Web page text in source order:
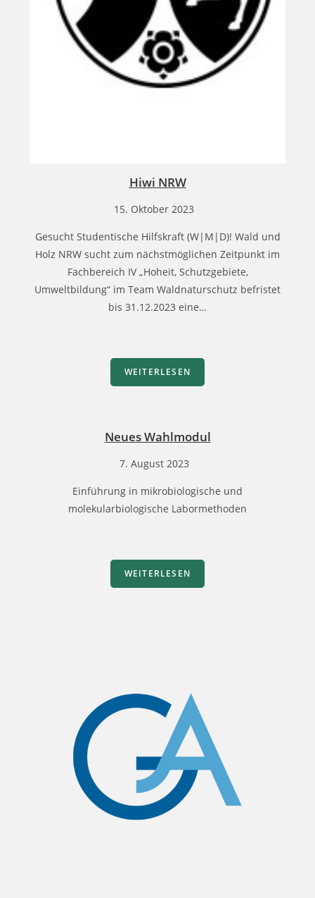
Hiwi NRW
15. Oktober 2023
Gesucht Studentische Hilfskraft (W|M|D)! Wald und
Holz NRW sucht zum nächstmöglichen Zeitpunkt im
Fachbereich IV „Hoheit, Schutzgebiete,
Umweltbildung“ im Team Waldnaturschutz befristet
bis 31.12.2023 eine…
WEITERLESEN
Neues Wahlmodul
7. August 2023
Einführung in mikrobiologische und
molekularbiologische Labormethoden
WEITERLESEN